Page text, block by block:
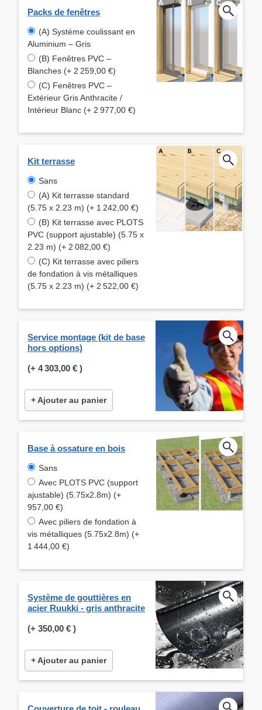
Packs de fenêtres
(A) Système coulissant en
Aluminium – Gris
(B) Fenêtres PVC –
Blanches (+ 2 259,00 €)
(C) Fenêtres PVC –
Extérieur Gris Anthracite /
Intérieur Blanc (+ 2 977,00 €)
Kit terrasse
Sans
(A) Kit terrasse standard
(5.75 x 2.23 m) (+ 1 242,00 €)
(B) Kit terrasse avec PLOTS
PVC (support ajustable) (5.75 x
2.23 m) (+ 2 082,00 €)
(C) Kit terrasse avec piliers
de fondation à vis métalliques
(5.75 x 2.23 m) (+ 2 522,00 €)
Service montage (kit de base
hors options)
(+ 4 303,00 € )
+ Ajouter au panier
Base à ossature en bois
Sans
Avec PLOTS PVC (support
ajustable) (5.75x2.8m) (+
957,00 €)
Avec piliers de fondation à
vis métalliques (5.75x2.8m) (+
1 444,00 €)
Système de gouttières en
acier Ruukki - gris anthracite
(+ 350,00 € )
+ Ajouter au panier